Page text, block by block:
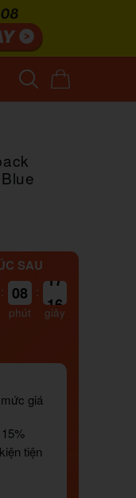
SAU
: 08
phút
: 16
giây
giá
tiện